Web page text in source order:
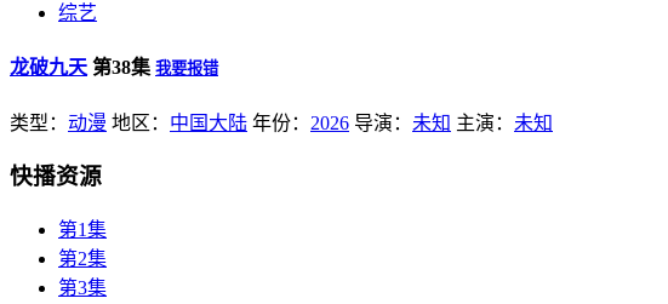
综艺
龙破九天 第38集 我要报错
类型： 动漫 地区： 中国大陆 年份： 2026 导演： 未知 主演： 未知
快播资源
第1集
第2集
第3集